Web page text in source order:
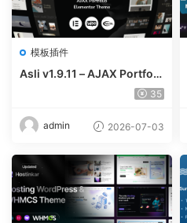
模板插件
Asli v1.9.11 – AJAX Portfoli
o Elementor WordPress Th
35
admin 2026-07-03